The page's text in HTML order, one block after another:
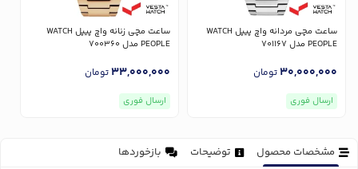
ساعت مچی مردانه واچ پیپل WATCH
PEOPLE مدل 701167
30,000,000تومان
ارسال فوری
ساعت مچی زنانه واچ پیپل WATCH
PEOPLE مدل 700360
33,000,000تومان
ارسال فوری
مشخصات محصول توضیحات بازخوردها